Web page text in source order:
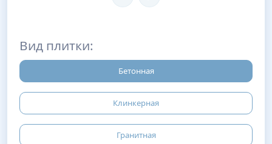
Вид плитки:
Бетонная
Клинкерная
Гранитная